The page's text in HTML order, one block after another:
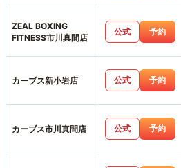
ZEAL BOXING
FITNESS市川真間店
公式 予約
カーブス新小岩店 公式 予約
カーブス市川真間店 公式 予約